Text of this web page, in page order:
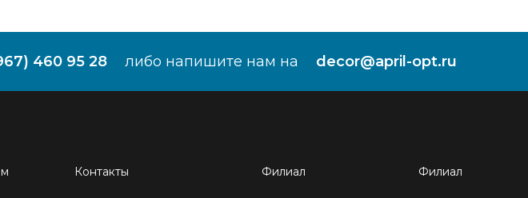
460 95 28 либо напишите нам на decor@april-opt.ru
Контакты Филиал Филиал